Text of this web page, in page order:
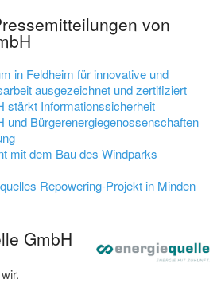
von
in Feldheim für innovative und
ausgezeichnet und zertifiziert
stärkt Informationssicherheit
und Bürgerenergiegenossenschaften
mit dem Bau des Windparks
Repowering-Projekt in Minden
GmbH